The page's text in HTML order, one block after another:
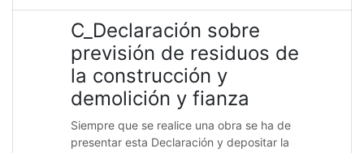
C_Declaración sobre
previsión de residuos de
la construcción y
demolición y fianza
Siempre que se realice una obra se ha de
presentar esta Declaración y depositar la